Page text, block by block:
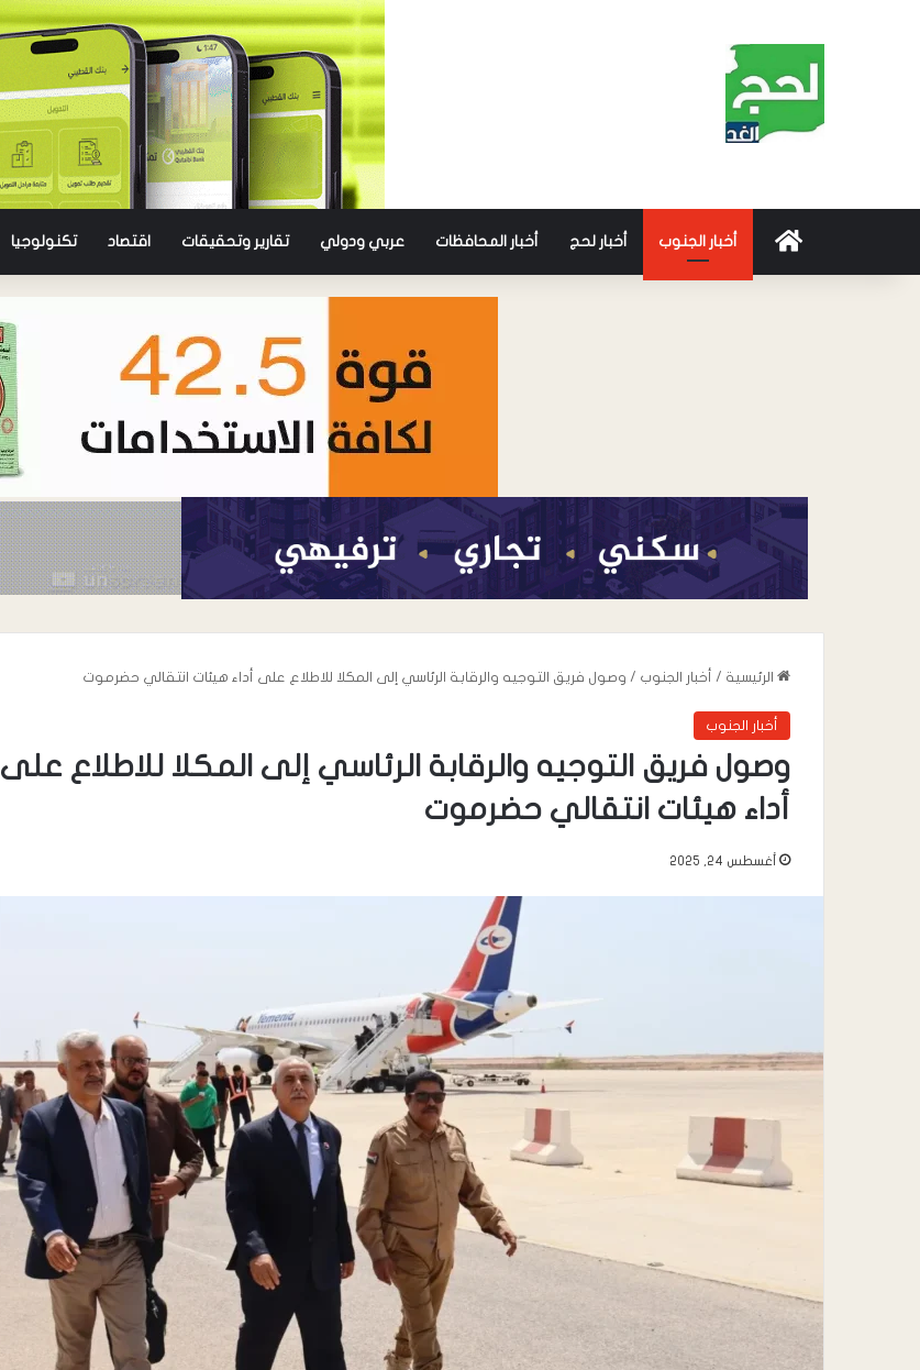
أخبار الجنوب أخبار لحج أخبار المحافظات عربي ودولي تقارير وتحقيقات اقتصاد تكنولوجيا
الرئيسية / أخبار الجنوب / وصول فريق التوجيه والرقابة الرئاسي إلى المكلا للاطلاع على أداء هيئات انتقالي حضرموت
أخبار الجنوب
وصول فريق التوجيه والرقابة الرئاسي إلى المكلا للاطلاع على
أداء هيئات انتقالي حضرموت
أغسطس 24, 2025
أغسطس 7, 2026
عندما تعيد السياسة ترتيب الأعداء …